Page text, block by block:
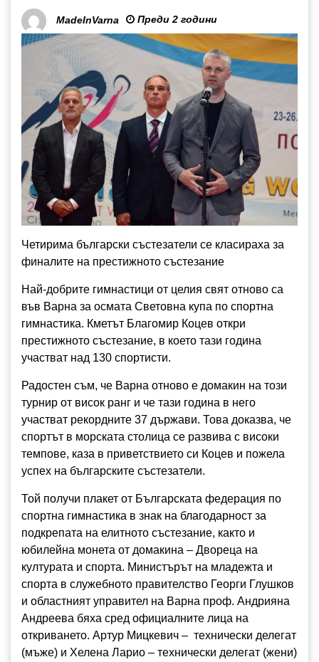
MadeInVarna Преди 2 години
Четирима български състезатели се класираха за
финалите на престижното състезание
Най-добрите гимнастици от целия свят отново са
във Варна за осмата Световна купа по спортна
гимнастика. Кметът Благомир Коцев откри
престижното състезание, в което тази година
участват над 130 спортисти.
Радостен съм, че Варна отново е домакин на този
турнир от висок ранг и че тази година в него
участват рекордните 37 държави. Това доказва, че
спортът в морската столица се развива с високи
темпове, каза в приветствието си Коцев и пожела
успех на българските състезатели.
Той получи плакет от Българската федерация по
спортна гимнастика в знак на благодарност за
подкрепата на елитното състезание, както и
юбилейна монета от домакина – Двореца на
културата и спорта. Министърът на младежта и
спорта в служебното правителство Георги Глушков
и областният управител на Варна проф. Андрияна
Андреева бяха сред официалните лица на
откриването. Артур Мицкевич – технически делегат
(мъже) и Хелена Ларио – технически делегат (жени)